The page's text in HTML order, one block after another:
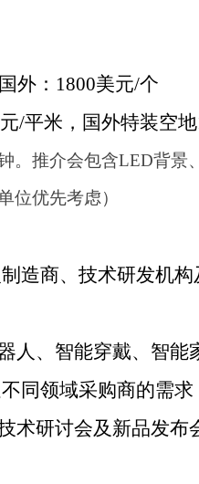
外：1800美元/个
/平米，国外特装空
。推介会包含LED背景
位优先考虑）
造商、技术研发机
人、智能穿戴、智能
同领域采购商的需求
术研讨会及新品发布